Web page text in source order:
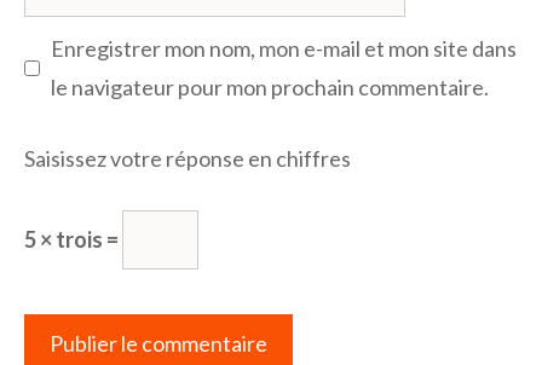
web
Enregistrer mon nom, mon e-mail et mon site dans
le navigateur pour mon prochain commentaire.
Saisissez votre réponse en chiffres
5 × trois =